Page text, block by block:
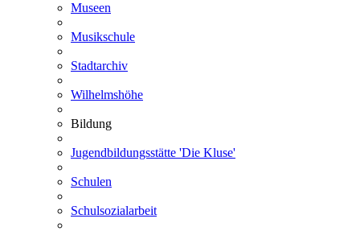
Museen
Musikschule
Stadtarchiv
Wilhelmshöhe
Bildung
Jugendbildungsstätte 'Die Kluse'
Schulen
Schulsozialarbeit